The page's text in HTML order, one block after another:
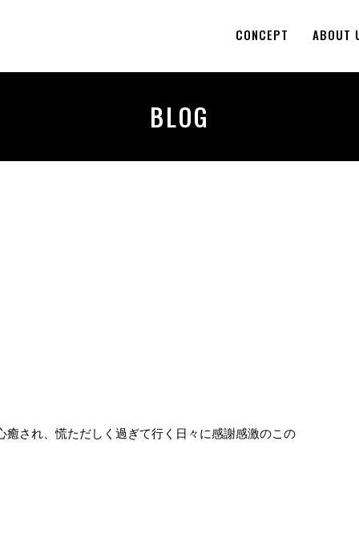
CONCEPT ABOUT
BLOG
され、慌ただしく過ぎて行く日々に感謝感激のこの